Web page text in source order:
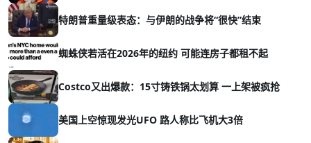
特朗普重量级表态：与伊朗的战争将“很快”结束
蜘蛛侠若活在2026年的纽约 可能连房子都租不起
Costco又出爆款：15寸铸铁锅太划算 一上架被疯抢
美国上空惊现发光UFO 路人称比飞机大3倍